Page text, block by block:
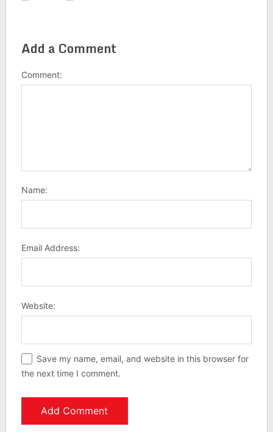
Add a Comment
Comment:
Name:
Email Address:
Website:
Save my name, email, and website in this browser for
the next time I comment.